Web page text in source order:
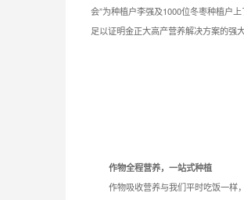
会”为种植户李强及1000位冬枣种植户
足以证明金正大高产营养解决方案的强大
作物全程营养，一站式种植
作物吸收营养与我们平时吃饭一样